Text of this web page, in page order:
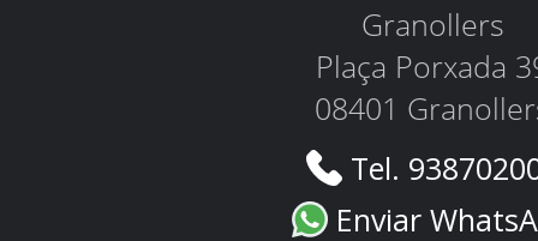
Granollers
Plaça Porxada
08401
Tel.
Enviar